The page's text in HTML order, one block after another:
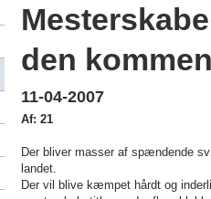
den
11-04-2007
Af: 21
Der bliver masser af spændende
landet.
Der vil blive kæmpet hårdt og